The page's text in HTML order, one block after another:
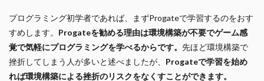
プログラミング初学者であれば、まずProgateで学習するのをおす
すめします。 Progateを勧める理由は環境構築が不要でゲーム感
覚で気軽にプログラミングを学べるからです。 先ほど環境構築で
挫折してしまう人が多いと述べましたが、 Progateで学習を始め
れば環境構築による挫折のリスクをなくすことができます。